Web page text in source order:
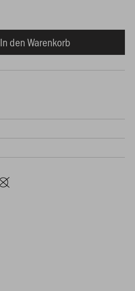
In den Warenkorb